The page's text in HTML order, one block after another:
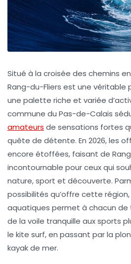
Situé à la croisée des chemins
Rang-du-Fliers est une véritable
une palette riche et variée
commune du Pas-de-Calais
amateurs de sensations fortes
quête de détente. En 2026, les
encore étoffées, faisant de
incontournable pour ceux qui
nature, sport et découverte.
possibilités qu’offre cette
aquatiques permet à chacun de
de la voile tranquille aux sports
le kite surf, en passant par la
kayak de mer.